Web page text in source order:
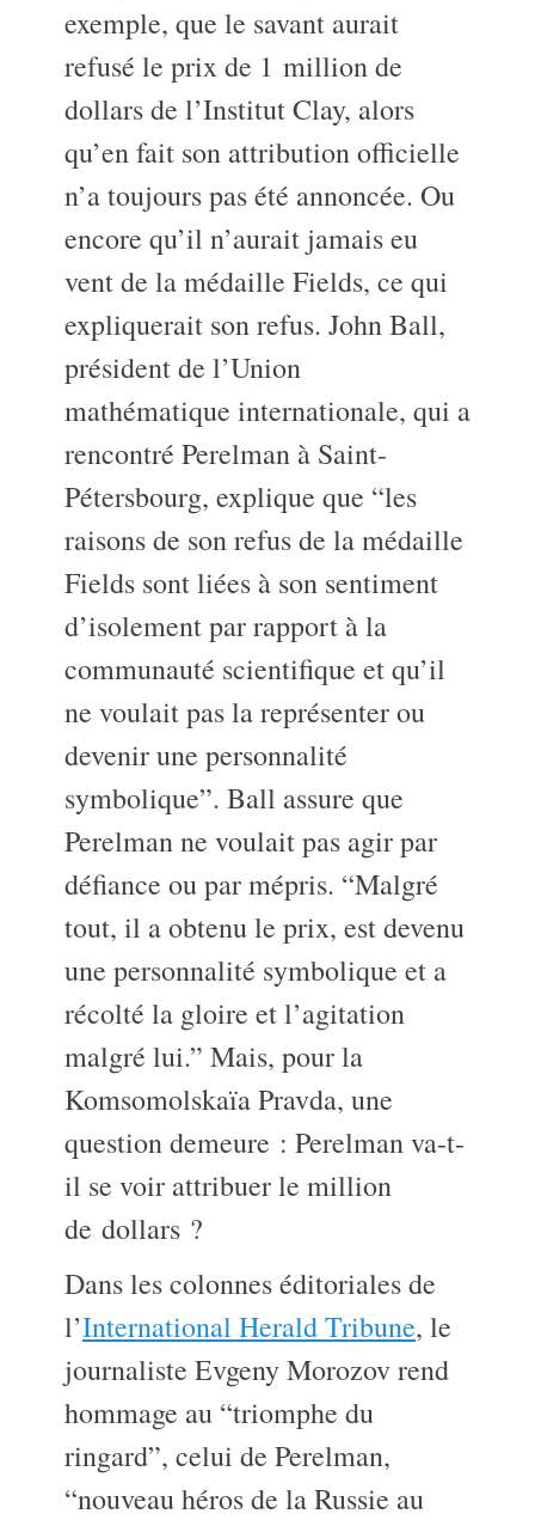
exemple, que le savant aurait
refusé le prix de 1 million de
dollars de l’Institut Clay, alors
qu’en fait son attribution officielle
n’a toujours pas été annoncée. Ou
encore qu’il n’aurait jamais eu
vent de la médaille Fields, ce qui
expliquerait son refus. John Ball,
président de l’Union
mathématique internationale, qui a
rencontré Perelman à Saint-
Pétersbourg, explique que “les
raisons de son refus de la médaille
Fields sont liées à son sentiment
d’isolement par rapport à la
communauté scientifique et qu’il
ne voulait pas la représenter ou
devenir une personnalité
symbolique”. Ball assure que
Perelman ne voulait pas agir par
défiance ou par mépris. “Malgré
tout, il a obtenu le prix, est devenu
une personnalité symbolique et a
récolté la gloire et l’agitation
malgré lui.” Mais, pour la
Komsomolskaïa Pravda, une
question demeure : Perelman va-t-
il se voir attribuer le million
de dollars ?
Dans les colonnes éditoriales de
l’International Herald Tribune, le
journaliste Evgeny Morozov rend
hommage au “triomphe du
ringard”, celui de Perelman,
“nouveau héros de la Russie au